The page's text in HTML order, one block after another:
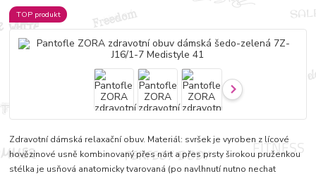
TOP produkt
Zdravotní dámská relaxační obuv. Materiál: svršek je vyroben z lícové
hovězinové usně kombinovaný přes nárt a přes prsty širokou pruženkou
stélka je usňová anatomicky tvarovaná (po navlhnutí nutno nechat